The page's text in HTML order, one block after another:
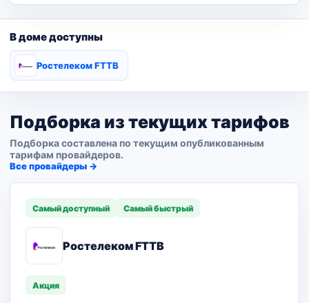
В доме доступны
Ростелеком FTTB
Подборка из текущих тарифов
Подборка составлена по текущим опубликованным
тарифам провайдеров.
Все провайдеры →
Самый доступный Самый быстрый
Ростелеком FTTB
Акция